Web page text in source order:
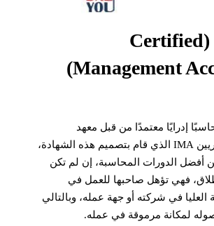
١-شهادة (Certified
Management Accountant)
إدرايًا معتمدًا من قبل معهد
المحاسبين الإداريين IMA الذي قام بتصميم هذه الشهادة،
أفضل الدورات المحاسبة، إن لم تكن
فهي تؤهل صاحبها للعمل في
العليا في شركته أو جهة عمله، وبالتالي
لمكانة مرموقة في عمله.